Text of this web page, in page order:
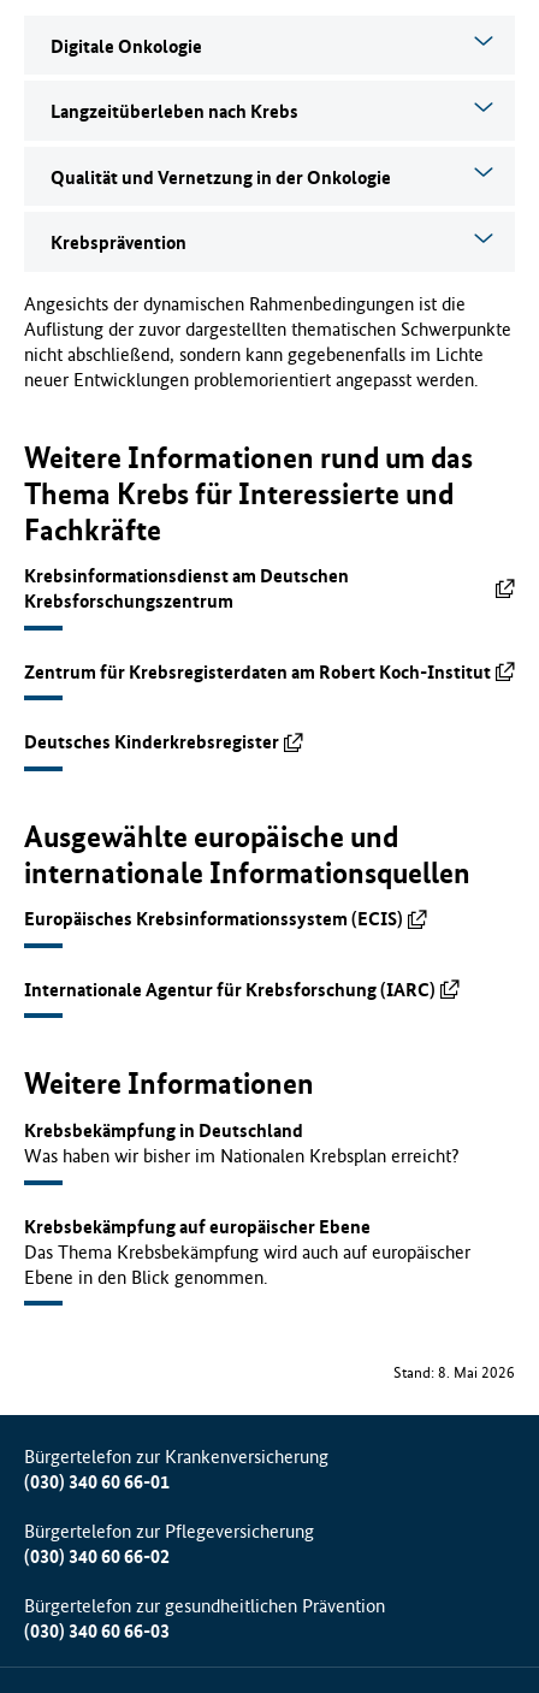
Digitale Onkologie
Langzeitüberleben nach Krebs
Qualität und Vernetzung in der Onkologie
Krebsprävention
Angesichts der dynamischen Rahmenbedingungen ist die
Auflistung der zuvor dargestellten thematischen Schwerpunkte
nicht abschließend, sondern kann gegebenenfalls im Lichte
neuer Entwicklungen problemorientiert angepasst werden.
Weitere Informationen rund um das
Thema Krebs für Interessierte und
Fachkräfte
Krebsinformationsdienst am Deutschen
Krebsforschungszentrum
Zentrum für Krebsregisterdaten am Robert Koch-Institut
Deutsches Kinderkrebsregister
Ausgewählte europäische und
internationale Informationsquellen
Europäisches Krebsinformationssystem (ECIS)
Internationale Agentur für Krebsforschung (IARC)
Weitere Informationen
Krebsbekämpfung in Deutschland
Was haben wir bisher im Nationalen Krebsplan erreicht?
Krebsbekämpfung auf europäischer Ebene
Das Thema Krebsbekämpfung wird auch auf europäischer
Ebene in den Blick genommen.
Stand: 8. Mai 2026
Bürgertelefon zur Krankenversicherung
(030) 340 60 66-01
Bürgertelefon zur Pflegeversicherung
(030) 340 60 66-02
Bürgertelefon zur gesundheitlichen Prävention
(030) 340 60 66-03